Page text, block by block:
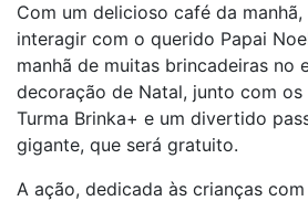
Com um delicioso café da
interagir com o querido Papai
manhã de muitas brincadeiras no
decoração de Natal, junto com os
Turma Brinka+ e um divertido
gigante, que será gratuito.
A ação, dedicada às crianças